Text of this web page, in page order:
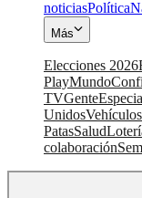
noticiasPolítica
Más
Elecciones 2026
PlayMundo
TVGente
UnidosVehículos
PatasSalud
colaboración